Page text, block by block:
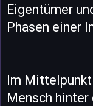
Eigentümer
Phasen einer
Im
Mensch